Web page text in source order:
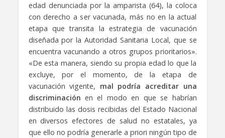
edad denunciada por la amparista (64), la coloca
con derecho a ser vacunada, más no en la actual
etapa que transita la estrategia de vacunación
diseñada por la Autoridad Sanitaria Local, que se
encuentra vacunando a otros grupos prioritarios».
«De esta manera, siendo su propia edad lo que la
excluye, por el momento, de la etapa de
vacunación vigente, mal podría acreditar una
discriminación en el modo en que se habrían
distribuido las dosis recibidas del Estado Nacional
en diversos efectores de salud no estatales, ya
que ello no podría generarle a priori ningún tipo de